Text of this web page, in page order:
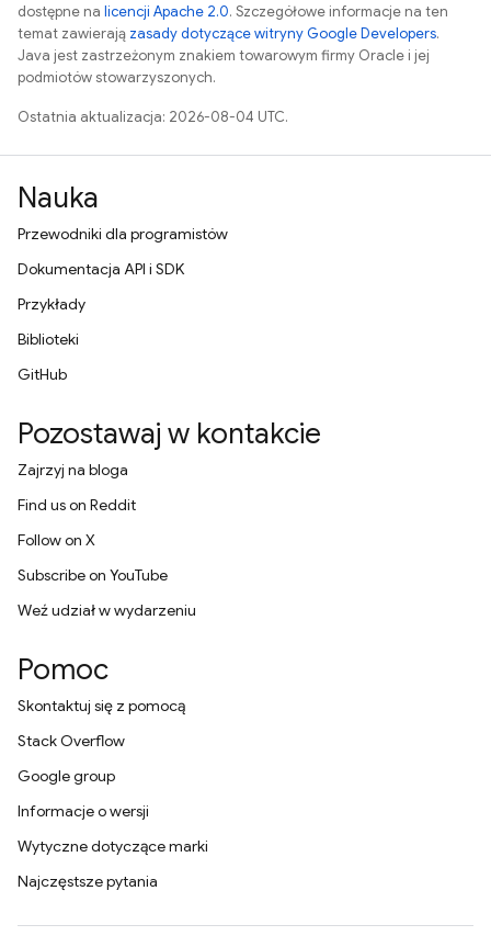
dostępne na licencji Apache 2.0. Szczegółowe informacje na ten
temat zawierają zasady dotyczące witryny Google Developers.
Java jest zastrzeżonym znakiem towarowym firmy Oracle i jej
podmiotów stowarzyszonych.
Ostatnia aktualizacja: 2026-08-04 UTC.
Nauka
Przewodniki dla programistów
Dokumentacja API i SDK
Przykłady
Biblioteki
GitHub
Pozostawaj w kontakcie
Zajrzyj na bloga
Find us on Reddit
Follow on X
Subscribe on YouTube
Weź udział w wydarzeniu
Pomoc
Skontaktuj się z pomocą
Stack Overflow
Google group
Informacje o wersji
Wytyczne dotyczące marki
Najczęstsze pytania